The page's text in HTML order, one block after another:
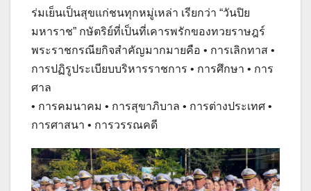
ร่มเย็นเป็นสุขแก่ชนทุกหมู่เหล่า เรียกว่า “วันปิย
มหาราช” กษัตริย์ที่เป็นที่เคารพรักของทวยราษฎร์
พระราชกรณียกิจสำคัญมากมายคือ • การเลิกทาส •
การปฏิรูประเบียบบริหารราชการ • การศึกษา • การ
ศาล
• การคมนาคม • การสุขาภิบาล • การต่างประเทศ •
การศาสนา • การวรรณคดี